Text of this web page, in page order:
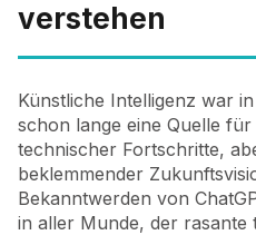
verstehen
Künstliche Intelligenz war
schon lange eine Quelle
technischer Fortschritte,
beklemmender
Bekanntwerden von
in aller Munde, der rasante